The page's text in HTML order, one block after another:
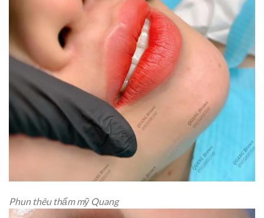
Phun thêu thẩm mỹ Quang